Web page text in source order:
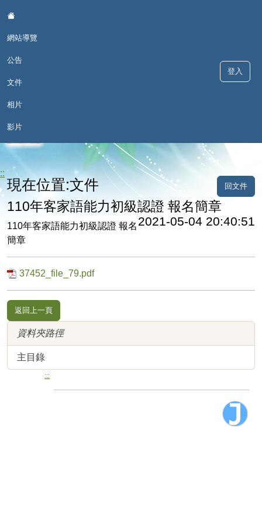
網站導覽
公告
文件
相片
影片
登入
言網
回文件
現在位置:文件
110年客家語能力初級認證 報名簡章
2021-05-04 20:40:51
110年客家語能力初級認證 報名
簡章
37452_file_79.pdf
返回上一頁
資料夾路徑
主目錄
:::